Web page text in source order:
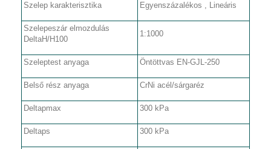
Szelep karakterisztika Egyenszázalékos , Lineáris
Szelepeszár elmozdulás
DeltaH/H100
1:1000
Szeleptest anyaga Öntöttvas EN-GJL-250
Belső rész anyaga CrNi acél/sárgaréz
Deltapmax 300 kPa
Deltaps 300 kPa